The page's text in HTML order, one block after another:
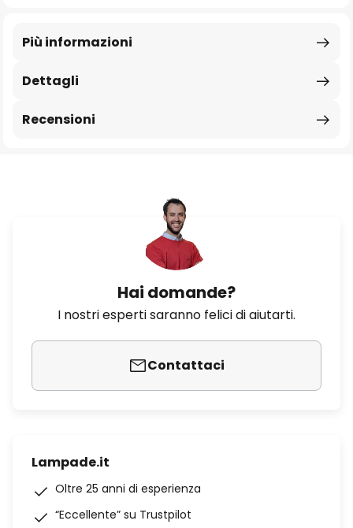
Dettagli
Più informazioni
Recensioni
Hai domande?
I nostri esperti saranno felici di aiutarti.
Contattaci
Lampade.it
Oltre 25 anni di esperienza
“Eccellente” su Trustpilot